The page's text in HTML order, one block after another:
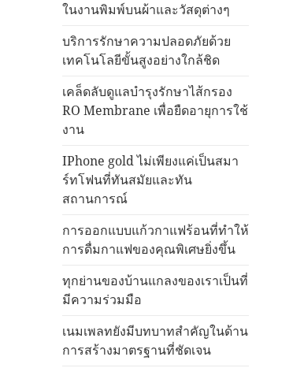
ในงานพิมพ์บนผ้าและวัสดุต่างๆ
บริการรักษาความปลอดภัยด้วย
เทคโนโลยีขั้นสูงอย่างใกล้ชิด
เคล็ดลับดูแลบำรุงรักษาไส้กรอง
RO Membrane เพื่อยืดอายุการใช้
งาน
IPhone gold ไม่เพียงแค่เป็นสมา
ร์ทโฟนที่ทันสมัยและทัน
สถานการณ์
การออกแบบแก้วกาแฟร้อนที่ทำให้
การดื่มกาแฟของคุณพิเศษยิ่งขึ้น
ทุกย่านของบ้านแกลงของเราเป็นที่
มีความร่วมมือ
เนมเพลทยังมีบทบาทสำคัญในด้าน
การสร้างมาตรฐานที่ชัดเจน